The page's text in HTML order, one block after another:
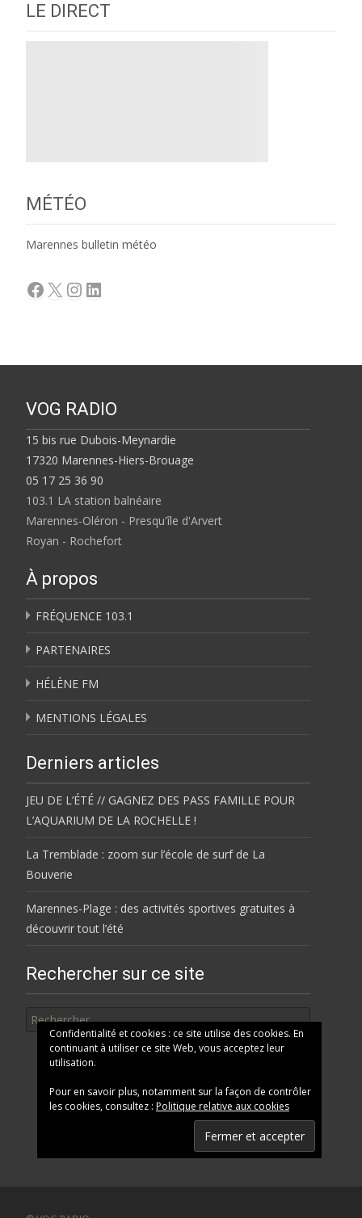
LE DIRECT
MÉTÉO
Marennes bulletin météo
Facebook
X Instagram
LinkedIn
VOG RADIO
15 bis rue Dubois-Meynardie
17320 Marennes-Hiers-Brouage
05 17 25 36 90
103.1 LA station balnéaire
Marennes-Oléron - Presqu'île d'Arvert
Royan - Rochefort
À propos
FRÉQUENCE 103.1
PARTENAIRES
HÉLÈNE FM
MENTIONS LÉGALES
Derniers articles
JEU DE L’ÉTÉ // GAGNEZ DES PASS FAMILLE POUR
L’AQUARIUM DE LA ROCHELLE !
La Tremblade : zoom sur l’école de surf de La
Bouverie
Marennes-Plage : des activités sportives gratuites à
découvrir tout l’été
Rechercher sur ce site
Confidentialité et cookies : ce site utilise des cookies. En
continuant à utiliser ce site Web, vous acceptez leur
utilisation.
Pour en savoir plus, notamment sur la façon de contrôler
les cookies, consultez : Politique relative aux cookies